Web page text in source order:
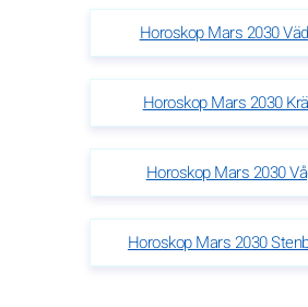
Horoskop Mars 2030
Horoskop Mars 2030
Horoskop Mars 2030
Horoskop Mars 2030